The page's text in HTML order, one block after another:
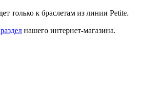
только к браслетам из линии Petite.
нашего интернет-магазина.